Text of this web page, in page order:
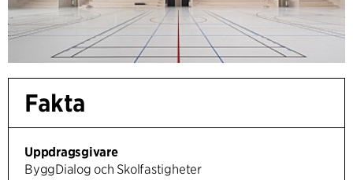
Fakta
Uppdragsgivare
ByggDialog och Skolfastigheter